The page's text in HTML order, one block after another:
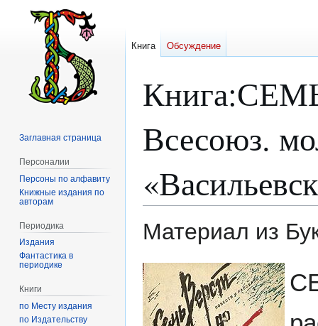
Книга:
Всесоюз.
Материал из
Перейти
к
навигации
Перейти
к
поиску
Книга Обсуждение
Заглавная страница
Персоналии
Персоны по алфавиту
Книжные издания по
авторам
Периодика
Издания
Фантастика в
периодике
Книги
по Месту издания
по Издательству